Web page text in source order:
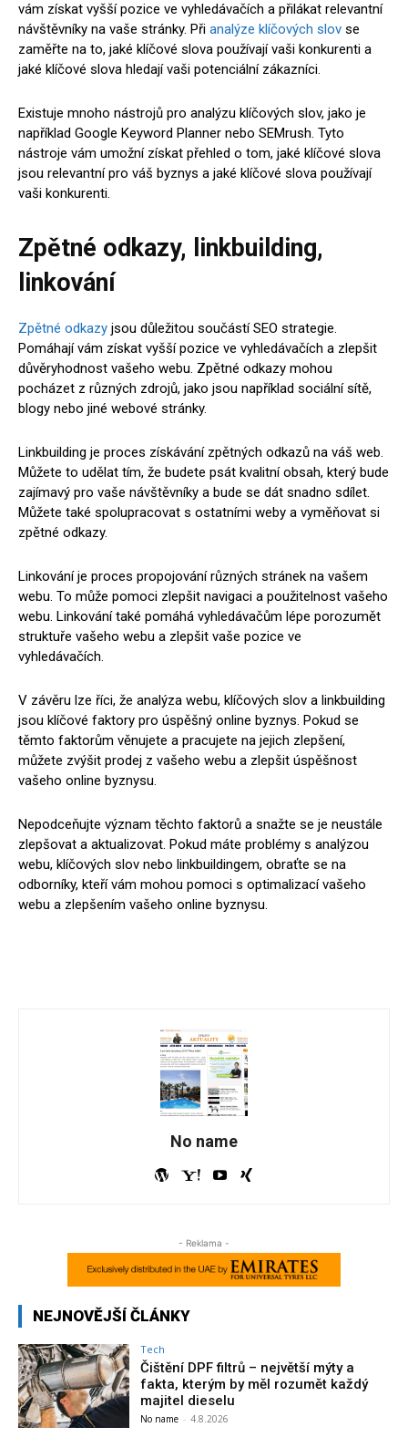
vám získat vyšší pozice ve vyhledávačích a přilákat relevantní
návštěvníky na vaše stránky. Při analýze klíčových slov se
zaměřte na to, jaké klíčové slova používají vaši konkurenti a
jaké klíčové slova hledají vaši potenciální zákazníci.
Existuje mnoho nástrojů pro analýzu klíčových slov, jako je
například Google Keyword Planner nebo SEMrush. Tyto
nástroje vám umožní získat přehled o tom, jaké klíčové slova
jsou relevantní pro váš byznys a jaké klíčové slova používají
vaši konkurenti.
Zpětné odkazy, linkbuilding,
linkování
Zpětné odkazy jsou důležitou součástí SEO strategie.
Pomáhají vám získat vyšší pozice ve vyhledávačích a zlepšit
důvěryhodnost vašeho webu. Zpětné odkazy mohou
pocházet z různých zdrojů, jako jsou například sociální sítě,
blogy nebo jiné webové stránky.
Linkbuilding je proces získávání zpětných odkazů na váš web.
Můžete to udělat tím, že budete psát kvalitní obsah, který bude
zajímavý pro vaše návštěvníky a bude se dát snadno sdílet.
Můžete také spolupracovat s ostatními weby a vyměňovat si
zpětné odkazy.
Linkování je proces propojování různých stránek na vašem
webu. To může pomoci zlepšit navigaci a použitelnost vašeho
webu. Linkování také pomáhá vyhledávačům lépe porozumět
struktuře vašeho webu a zlepšit vaše pozice ve
vyhledávačích.
V závěru lze říci, že analýza webu, klíčových slov a linkbuilding
jsou klíčové faktory pro úspěšný online byznys. Pokud se
těmto faktorům věnujete a pracujete na jejich zlepšení,
můžete zvýšit prodej z vašeho webu a zlepšit úspěšnost
vašeho online byznysu.
Nepodceňujte význam těchto faktorů a snažte se je neustále
zlepšovat a aktualizovat. Pokud máte problémy s analýzou
webu, klíčových slov nebo linkbuildingem, obraťte se na
odborníky, kteří vám mohou pomoci s optimalizací vašeho
webu a zlepšením vašeho online byznysu.
No name
- Reklama -
NEJNOVĚJŠÍ ČLÁNKY
Tech
Čištění DPF filtrů – největší mýty a
fakta, kterým by měl rozumět každý
majitel dieselu
No name - 4.8.2026